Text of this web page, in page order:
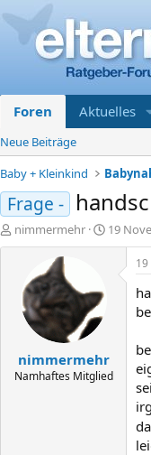
Foren Aktuelles
Neue Beiträge
Baby + Kleinkind
Frage -
E
r
nimmermehr
E
r
a
m
19
nimmermehr
Namhaftes Mitglied